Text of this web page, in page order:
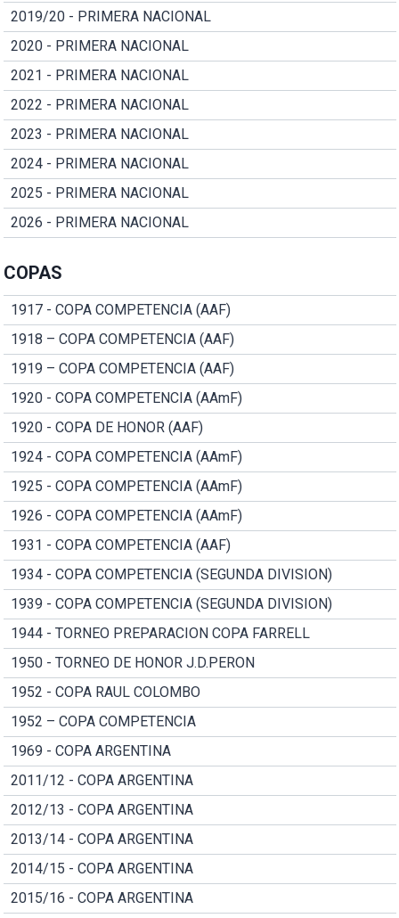
2019/20 - PRIMERA NACIONAL
2020 - PRIMERA NACIONAL
2021 - PRIMERA NACIONAL
2022 - PRIMERA NACIONAL
2023 - PRIMERA NACIONAL
2024 - PRIMERA NACIONAL
2025 - PRIMERA NACIONAL
2026 - PRIMERA NACIONAL
COPAS
1917 - COPA COMPETENCIA (AAF)
1918 – COPA COMPETENCIA (AAF)
1919 – COPA COMPETENCIA (AAF)
1920 - COPA COMPETENCIA (AAmF)
1920 - COPA DE HONOR (AAF)
1924 - COPA COMPETENCIA (AAmF)
1925 - COPA COMPETENCIA (AAmF)
1926 - COPA COMPETENCIA (AAmF)
1931 - COPA COMPETENCIA (AAF)
1934 - COPA COMPETENCIA (SEGUNDA DIVISION)
1939 - COPA COMPETENCIA (SEGUNDA DIVISION)
1944 - TORNEO PREPARACION COPA FARRELL
1950 - TORNEO DE HONOR J.D.PERON
1952 - COPA RAUL COLOMBO
1952 – COPA COMPETENCIA
1969 - COPA ARGENTINA
2011/12 - COPA ARGENTINA
2012/13 - COPA ARGENTINA
2013/14 - COPA ARGENTINA
2014/15 - COPA ARGENTINA
2015/16 - COPA ARGENTINA